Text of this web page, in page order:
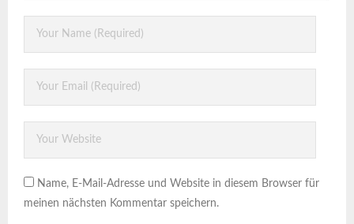
Name, E-Mail-Adresse und Website in diesem Browser für
meinen nächsten Kommentar speichern.